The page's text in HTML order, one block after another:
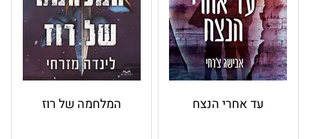
עד אחרי הנצח המלחמה של רוז